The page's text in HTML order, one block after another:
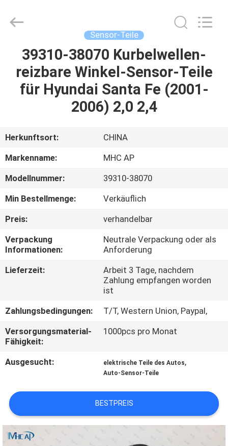
HEIM
PRODUKTE
UNS
AUSFLUG
QUALITÄTSKONTROLLE
KONTAKTIERE
UNS
SIE
EIN
PRIVACY
POLICY
Parts
Limited.
Sensor-Teile
39310-38070 Kurbelwellen-
reizbare Winkel-Sensor-Teile
für Hyundai Santa Fe (2001-
2006) 2,0 2,4
Herkunftsort:
CHINA
Markenname:
MHC AP
Modellnummer:
39310-38070
Min Bestellmenge:
Verkäuflich
Preis:
verhandelbar
Verpackung
Informationen:
Neutrale Verpackung oder als
Anforderung
Lieferzeit:
Arbeit 3 Tage, nachdem
Zahlung empfangen worden
ist
Zahlungsbedingungen:
T/T, Western Union, Paypal,
Versorgungsmaterial-
Fähigkeit:
1000pcs pro Monat
Ausgesucht: elektrische Teile des Autos,
Auto-Sensor-Teile
BESTPREIS